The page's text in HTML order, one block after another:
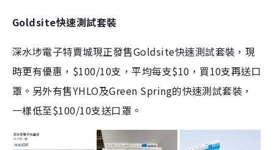
Goldsite快速測試套裝
深水埗電子特賣城現正發售Goldsite快速測試套裝，現
時更有優惠，$100/10支，平均每支$10，買10支再送口
罩。另外有售YHLO及Green Spring的快速測試套裝，
一樣低至$100/10支送口罩。